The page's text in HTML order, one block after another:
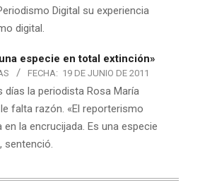
Digital su experiencia
digital.
especie en total extinción»
FECHA: 19 DE JUNIO DE 2011
días la periodista Rosa María
falta razón. «El reporterismo
la encrucijada. Es una especie
sentenció.